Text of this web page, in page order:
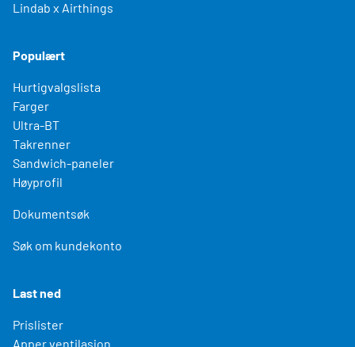
Lindab x Airthings
Populært
Hurtigvalgslista
Farger
Ultra-BT
Takrenner
Sandwich-paneler
Høyprofil
Dokumentsøk
Søk om kundekonto
Last ned
Prislister
Apper ventilasjon